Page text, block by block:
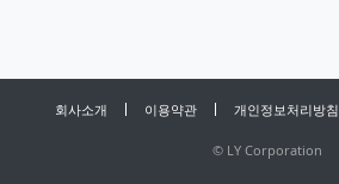
회사소개 이용약관 개인정보처리방침
© LY Corporation